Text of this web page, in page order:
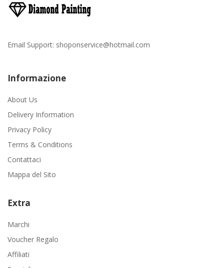
Email Support: shoponservice@hotmail.com
Informazione
About Us
Delivery Information
Privacy Policy
Terms & Conditions
Contattaci
Mappa del Sito
Extra
Marchi
Voucher Regalo
Affiliati